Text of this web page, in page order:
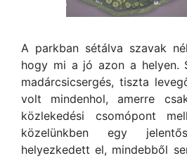
A parkban sétálva szavak
hogy mi a jó azon a helyen.
madárcsicsergés, tiszta
volt mindenhol, amerre
közlekedési csomópont
közelünkben egy
helyezkedett el, mindebből